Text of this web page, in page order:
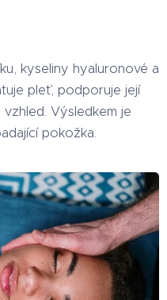
kyseliny hyaluronové a
pleť, podporuje její
Výsledkem je
pokožka.